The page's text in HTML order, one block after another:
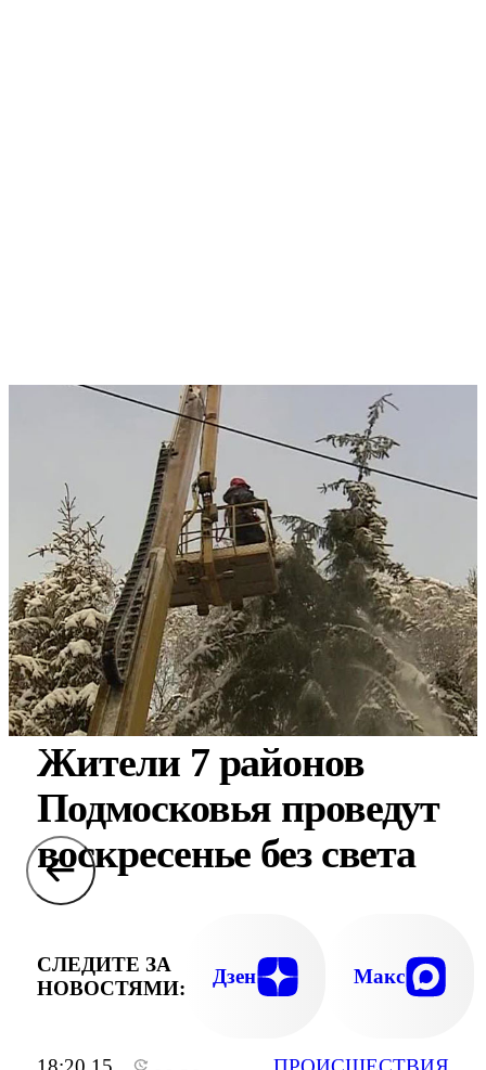
Жители 7 районов
Подмосковья проведут
воскресенье без света
СЛЕДИТЕ ЗА
НОВОСТЯМИ:
Дзен Макс